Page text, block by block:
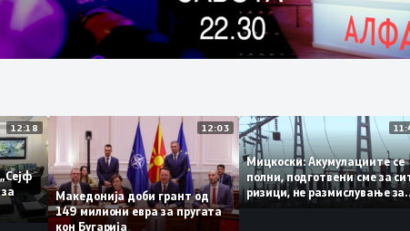
12:18
од „Сејф
за
12:03
Македонија доби грант од
149 милиони евра за пругата
кон Бугарија
Мицкоски:
полни, подготвени сме
ризици, не
поскапување на струјата